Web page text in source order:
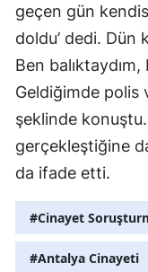
geçen gün
doldu’ dedi. Dün
Ben
Geldiğimde polis
şeklinde konuştu.
gerçekleştiğine
da ifade etti.
#Cinayet
#Antalya Cinayeti